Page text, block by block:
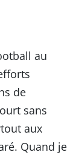
au
de
sans
aux
Quand je